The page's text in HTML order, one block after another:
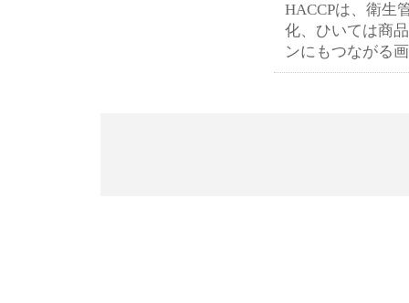
HACCPは、衛生
化、ひいては商
ンにもつながる